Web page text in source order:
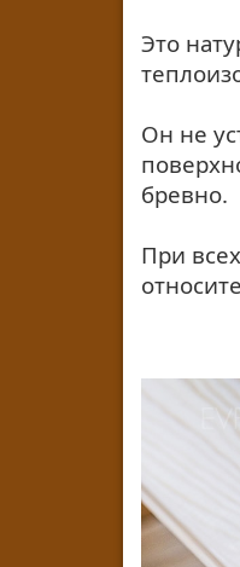
Это
Он не
бревно.
При